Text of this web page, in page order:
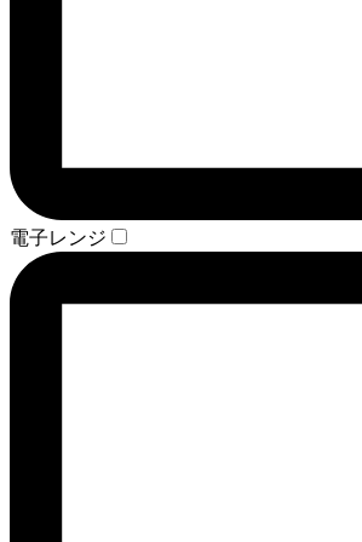
電子レンジ